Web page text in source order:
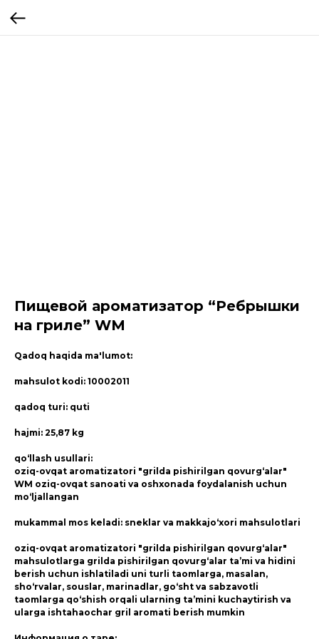
Пищевой ароматизатор “Ребрышки
на гриле” WM
Qadoq haqida ma'lumot:
mahsulot kodi: 10002011
qadoq turi: quti
hajmi: 25,87 kg
qo‘llash usullari:
oziq-ovqat aromatizatori "grilda pishirilgan qovurg‘alar"
WM oziq-ovqat sanoati va oshxonada foydalanish uchun
mo‘ljallangan
mukammal mos keladi: sneklar va makkajo‘xori mahsulotlari
oziq-ovqat aromatizatori "grilda pishirilgan qovurg‘alar"
mahsulotlarga grilda pishirilgan qovurg‘alar ta’mi va hidini
berish uchun ishlatiladi uni turli taomlarga, masalan,
sho‘rvalar, souslar, marinadlar, go‘sht va sabzavotli
taomlarga qo‘shish orqali ularning ta’mini kuchaytirish va
ularga ishtahaochar gril aromati berish mumkin